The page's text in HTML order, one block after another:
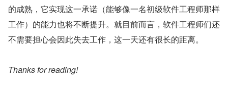
的成熟，它实现这一承诺（能够像一名初级软件工程师那样
工作）的能力也将不断提升。就目前而言，软件工程师们还
不需要担心会因此失去工作，这一天还有很长的距离。
Thanks for reading!